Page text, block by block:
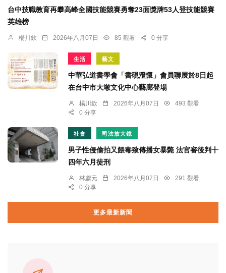
台中技職教育再攀高峰全國技能競賽勇奪23面獎牌53人登技能競賽
英雄榜
楊川欽 2026年八月07日 85 觀看 0 分享
生活 藝文
中華弘道書學會「書硯澄懷」會員聯展於8日起
在台中市大墩文化中心藝廊登場
楊川欽 2026年八月07日
493 觀看
0 分享
社會 司法放大鏡
男子性侵偷拍又餵毒致傳播女暴斃 法官審後判十
四年六月徒刑
林獻元 2026年八月07日
291 觀看
0 分享
更多最新新聞